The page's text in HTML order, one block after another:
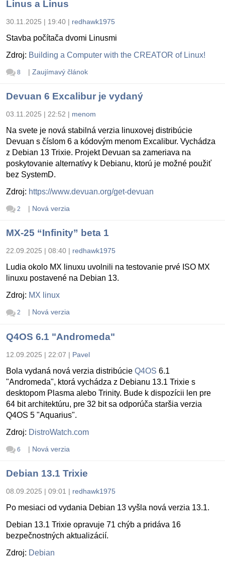
Linus a Linus
30.11.2025 | 19:40 | redhawk1975
Stavba počítača dvomi Linusmi
Zdroj: Building a Computer with the CREATOR of Linux!
8 | Zaujímavý článok
Devuan 6 Excalibur je vydaný
03.11.2025 | 22:52 | menom
Na svete je nová stabilná verzia linuxovej distribúcie
Devuan s číslom 6 a kódovým menom Excalibur. Vychádza
z Debian 13 Trixie. Projekt Devuan sa zameriava na
poskytovanie alternatívy k Debianu, ktorú je možné použiť
bez SystemD.
Zdroj: https://www.devuan.org/get-devuan
2 | Nová verzia
MX-25 “Infinity” beta 1
22.09.2025 | 08:40 | redhawk1975
Ludia okolo MX linuxu uvolnili na testovanie prvé ISO MX
linuxu postavené na Debian 13.
Zdroj: MX linux
2 | Nová verzia
Q4OS 6.1 "Andromeda"
12.09.2025 | 22:07 | Pavel
Bola vydaná nová verzia distribúcie Q4OS 6.1
"Andromeda", ktorá vychádza z Debianu 13.1 Trixie s
desktopom Plasma alebo Trinity. Bude k dispozícii len pre
64 bit architektúru, pre 32 bit sa odporúča staršia verzia
Q4OS 5 "Aquarius".
Zdroj: DistroWatch.com
6 | Nová verzia
Debian 13.1 Trixie
08.09.2025 | 09:01 | redhawk1975
Po mesiaci od vydania Debian 13 vyšla nová verzia 13.1.
Debian 13.1 Trixie opravuje 71 chýb a pridáva 16
bezpečnostných aktualizácií.
Zdroj: Debian